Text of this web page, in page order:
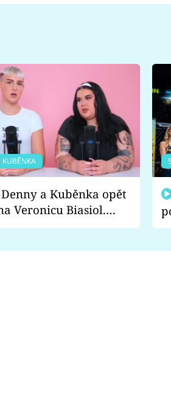
KUBĚNKA
a Kuběnka opět
Veronicu Biasiol.
podle nich falešná a